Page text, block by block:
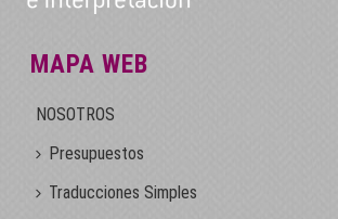
MAPA WEB
NOSOTROS
Presupuestos
Traducciones Simples